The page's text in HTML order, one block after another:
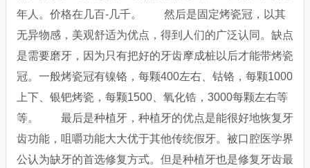
年人。价格在几百-几千。 然后是固定烤瓷冠，以其
无异物感，美观舒适为优点，得到人们的广泛认同。缺点
是需要磨牙，因为只有把好的牙齿摩成桩以后才能带烤瓷
冠。一般烤瓷冠有镍铬，每颗400左右、钴铬，每颗1000
上下、银钯烤瓷，每颗1500、氧化锆，3000每颗左右等
等。 最后是种植牙，种植牙的优点是能很好地恢复牙
齿功能，咀嚼功能大大优于其他传统假牙。被口腔医学界
公认为缺牙的首选修复方式。但是种植牙也是修复牙齿最